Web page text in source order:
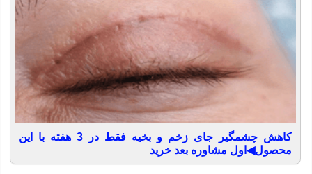
کاهش چشمگیر جای زخم و بخیه فقط در 3 هفته با این
محصول◀اول مشاوره بعد خرید